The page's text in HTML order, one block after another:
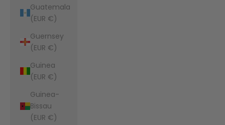
Guatemala
(EUR €)
Guernsey
(EUR €)
Guinea
(EUR €)
Guinea-
Bissau
(EUR €)